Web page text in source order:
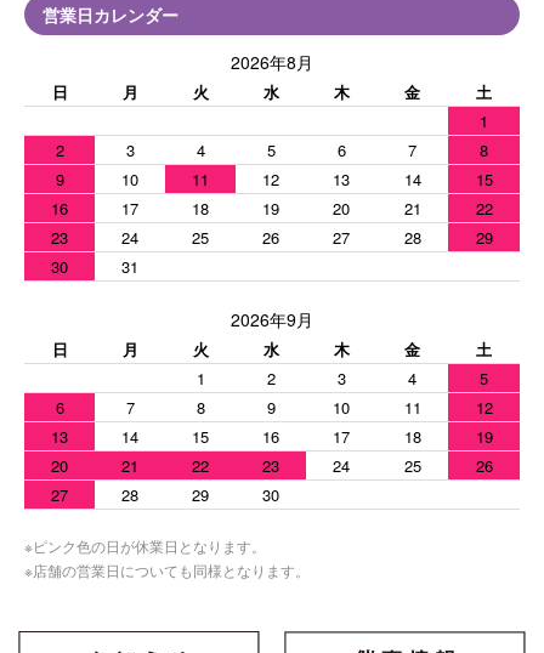
営業日カレンダー
2026年8月
日 月 火 水 木 金
土
1
2
3 4 5 6 7
8
9
10 11 12 13 14
15
16
17 18 19 20 21
22
23
24 25 26 27 28
29
30
31
2026年9月
日 月 火 水 木 金
土
1
2 3 4
5
6
7 8 9 10 11
12
13
14 15 16 17 18
19
20
21 22 23 24 25
26
27
28 29 30
※ピンク色の日が休業日となります。
※店舗の営業日についても同様となります。